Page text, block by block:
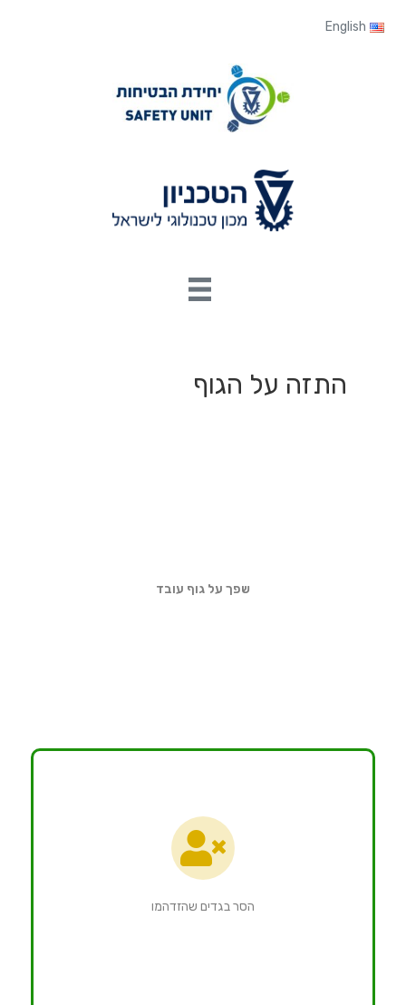
לתוכן
לניווט
English
התזה על הגוף
שפך על גוף עובד
הסר בגדים שהזדהמו